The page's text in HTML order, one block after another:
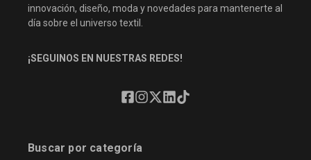
innovación, diseño, moda y novedades para mantenerte al
día sobre el universo textil.
¡SEGUINOS EN NUESTRAS REDES!
Buscar por categoría